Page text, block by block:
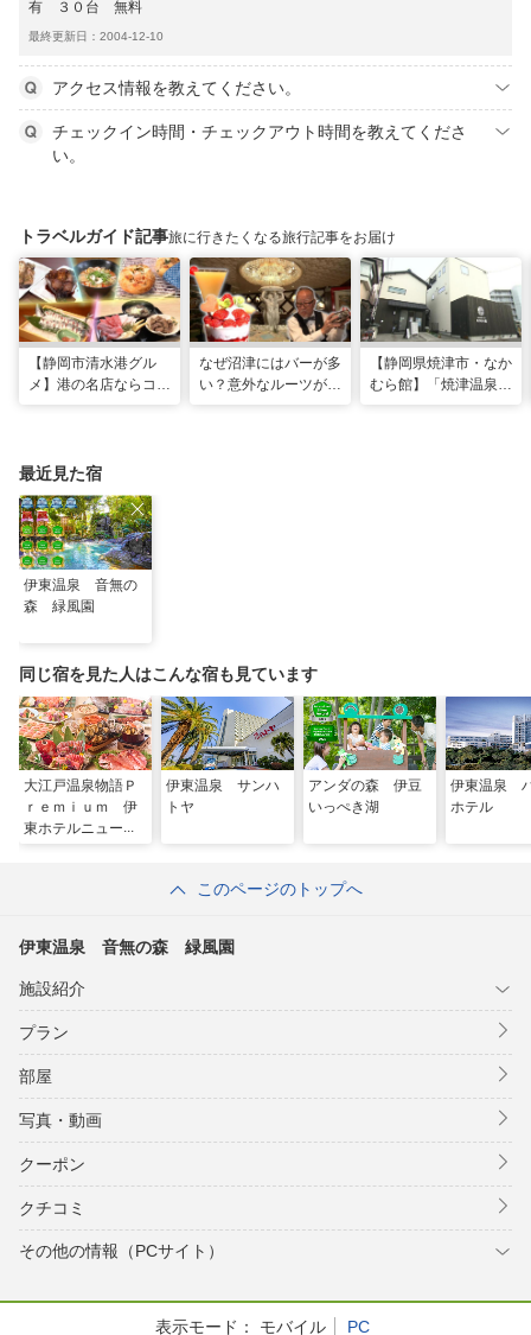
有 ３０台 無料
最終更新日：2004-12-10
アクセス情報を教えてください。
チェックイン時間・チェックアウト時間を教えてくださ
い。
トラベルガイド記事旅に行きたくなる旅行記事をお届け
【静岡市清水港グル
メ】港の名店ならコ
なぜ沼津にはバーが多
い？意外なルーツがわ
【静岡県焼津市・なか
むら館】「焼津温泉」
最近見た宿
伊東温泉 音無の
森 緑風園
同じ宿を見た人はこんな宿も見ています
大江戸温泉物語Ｐ
ｒｅｍｉｕｍ 伊
東ホテルニュー岡
伊東温泉 サンハ
トヤ
アンダの森 伊豆
いっぺき湖
伊東温泉
ホテル
このページのトップへ
伊東温泉 音無の森 緑風園
施設紹介
プラン
部屋
写真・動画
クーポン
クチコミ
その他の情報（PCサイト）
表示モード： モバイル PC